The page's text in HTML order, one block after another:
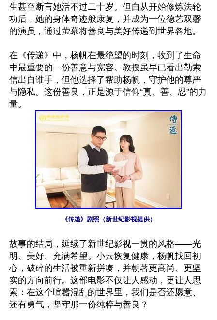
生甚至断言她活不过二十岁。但自从开始修炼法轮
功后，她的身体奇迹般康复，并成为一位德艺双馨
的演员，通过萤幕将善良与美好传递到世界各地。
在《传递》中，杨帆在最绝望的时刻，收到了生命
中最重要的一份善意与宽容。教授虽早已看出勒索
信出自谁手，但他选择了帮助杨帆，守护他的尊严
与隐私。这份善良，正是源于信仰“真、善、忍”的力
《传递》剧照（新世纪影视提供）
故事的结局，延续了新世纪影视一贯的风格——光
明、美好、充满希望。小云恢复健康，杨帆找回初
心，破碎的生活被重新拼凑，并朝著更高尚、更坚
实的方向前行。这部电影不仅让人感动，更让人思
索：在这个喧嚣混乱的世界里，我们是否还愿意、
还有勇气，坚守那一份纯粹与善良？